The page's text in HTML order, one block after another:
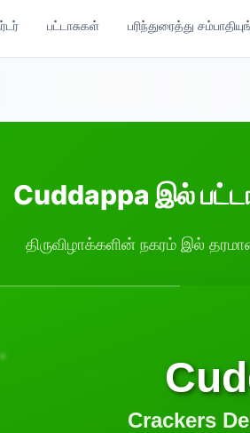
பட்டாசுகள் பரிந்துரைத்து
Cuddappa இல்
திருவிழாக்களின் நகரம் இல்
Crackers